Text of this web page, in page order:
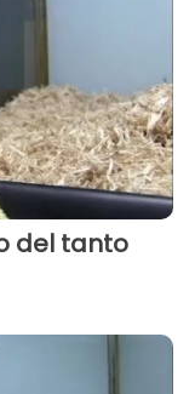
del tanto